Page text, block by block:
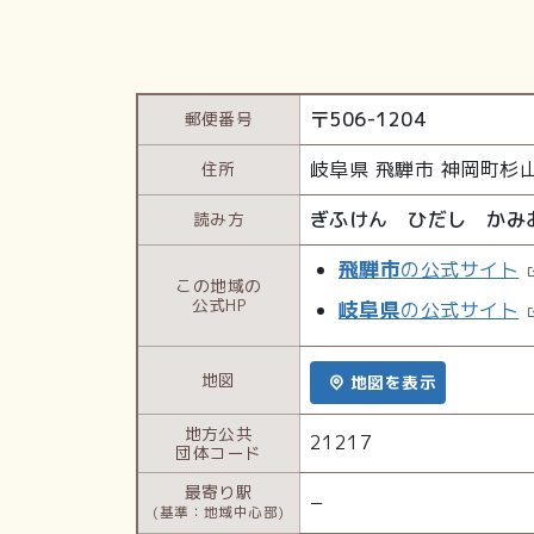
郵便番号 〒506-1204
住所 岐阜県 飛騨市 神岡町杉
読み方 ぎふけん ひだし かみ
この地域の
公式HP
飛騨市の公式サイト
岐阜県の公式サイト
地図 地図を表示
地方公共
団体コード
21217
最寄り駅
(基準：地域中心部) −